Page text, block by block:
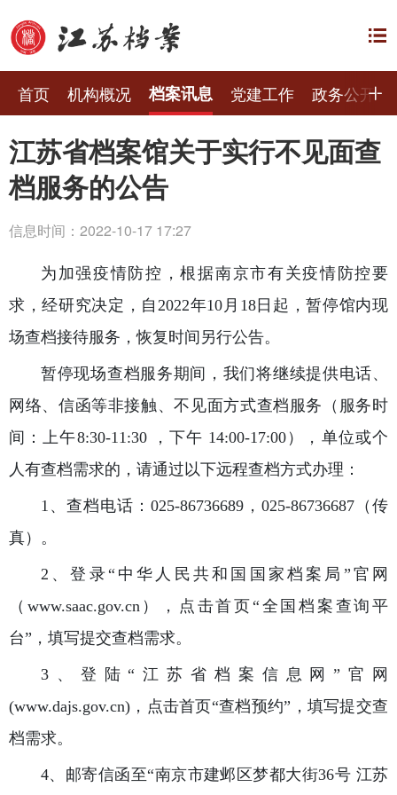
首页 机构概况 档案讯息 党建工作 政务公开
江苏省档案馆关于实行不见面查
档服务的公告
信息时间：2022-10-17 17:27
为加强疫情防控，根据南京市有关疫情防控要
求，经研究决定，自2022年10月18日起，暂停馆内现
场查档接待服务，恢复时间另行公告。
暂停现场查档服务期间，我们将继续提供电话、
网络、信函等非接触、不见面方式查档服务（服务时
间：上午8:30-11:30 ，下午 14:00-17:00），单位或个
人有查档需求的，请通过以下远程查档方式办理：
1、查档电话：025-86736689，025-86736687（传
真）。
2、登录“中华人民共和国国家档案局”官网
（www.saac.gov.cn），点击首页“全国档案查询平
台”，填写提交查档需求。
3、登陆“江苏省档案信息网”官网
(www.dajs.gov.cn)，点击首页“查档预约”，填写提交查
档需求。
4、邮寄信函至“南京市建邺区梦都大街36号 江苏